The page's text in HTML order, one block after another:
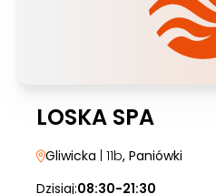
LOSKA SPA
Gliwicka | 11b, Paniówki
Dzisiaj:08:30-21:30